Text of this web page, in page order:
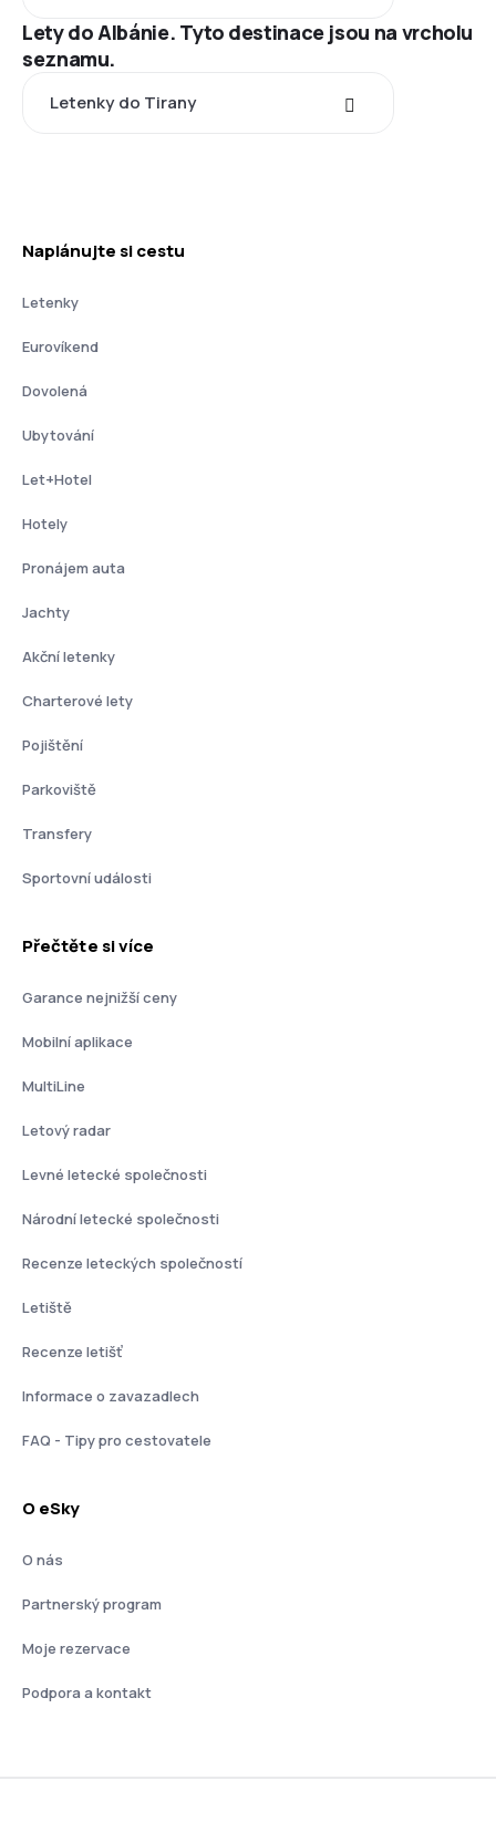
Lety do Albánie. Tyto destinace jsou na vrcholu
seznamu.
Letenky do Tirany
Naplánujte si cestu
Letenky
Eurovíkend
Dovolená
Ubytování
Let+Hotel
Hotely
Pronájem auta
Jachty
Akční letenky
Charterové lety
Pojištění
Parkoviště
Transfery
Sportovní události
Přečtěte si více
Garance nejnižší ceny
Mobilní aplikace
MultiLine
Letový radar
Levné letecké společnosti
Národní letecké společnosti
Recenze leteckých společností
Letiště
Recenze letišť
Informace o zavazadlech
FAQ - Tipy pro cestovatele
O eSky
O nás
Partnerský program
Moje rezervace
Podpora a kontakt